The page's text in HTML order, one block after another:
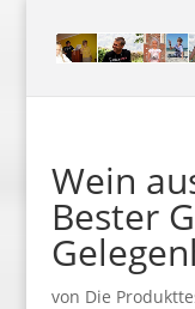
Wein
Bester
von Die